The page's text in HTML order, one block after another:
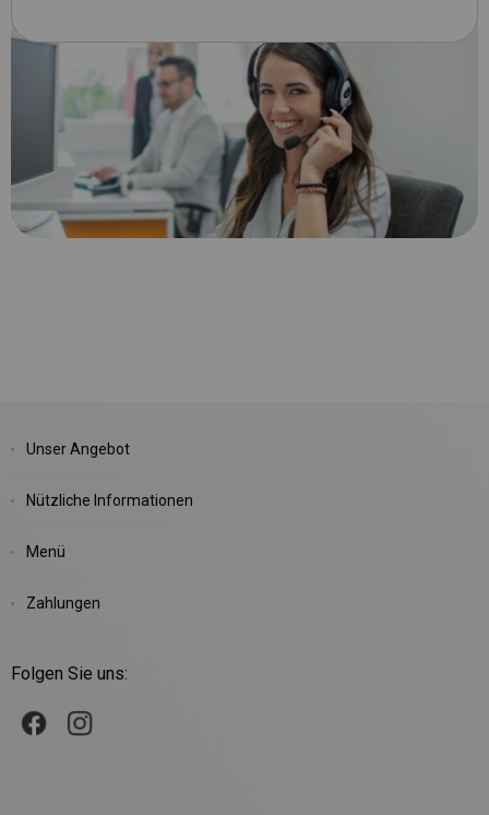
Unser Angebot
Nützliche Informationen
Menü
Zahlungen
Folgen Sie uns: